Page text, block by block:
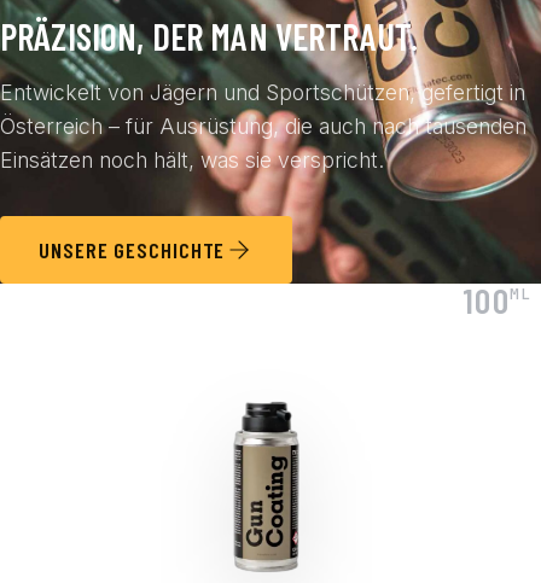
PRÄZISION, DER MAN VERTRAUT.
Entwickelt von Jägern und Sportschützen, gefertigt in
Österreich – für Ausrüstung, die auch nach tausenden
Einsätzen noch hält, was sie verspricht.
UNSERE GESCHICHTE
100ML